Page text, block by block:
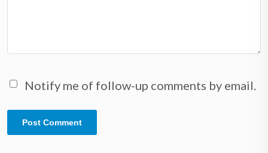
Notify me of follow-up comments by email.